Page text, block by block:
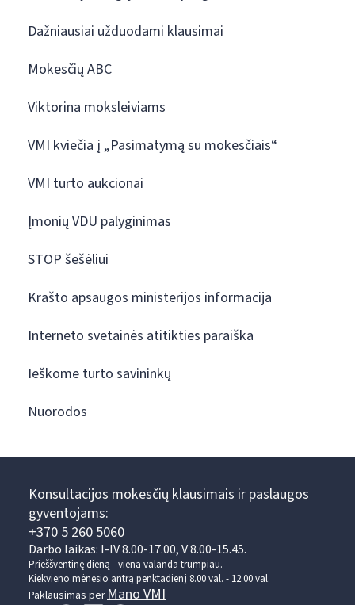
Dažniausiai užduodami klausimai
Mokesčių ABC
Viktorina moksleiviams
VMI kviečia į „Pasimatymą su mokesčiais“
VMI turto aukcionai
Įmonių VDU palyginimas
STOP šešėliui
Krašto apsaugos ministerijos informacija
Interneto svetainės atitikties paraiška
Ieškome turto savininkų
Nuorodos
Konsultacijos mokesčių klausimais ir paslaugos
gyventojams:
+370 5 260 5060
Darbo laikas: I-IV 8.00-17.00, V 8.00-15.45.
Prieššventinę dieną - viena valanda trumpiau.
Kiekvieno mėnesio antrą penktadienį 8.00 val. - 12.00 val.
Paklausimas perMano VMI